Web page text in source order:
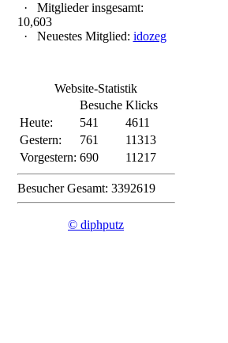
·
Mitglieder insgesamt:
10,603
·
Neuestes Mitglied: idozeg
Website-Statistik
Besuche Klicks
Heute:
541
4611
Gestern:
761
11313
Vorgestern: 690 11217
Besucher Gesamt: 3392619
© diphputz